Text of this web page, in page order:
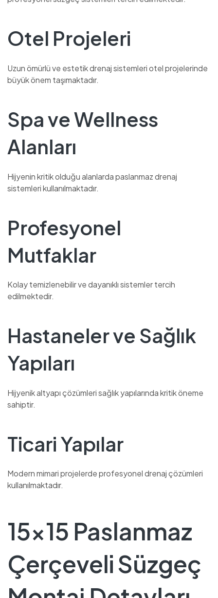
Otel Projeleri
Uzun ömürlü ve estetik drenaj sistemleri otel projelerinde
büyük önem taşımaktadır.
Spa ve Wellness
Alanları
Hijyenin kritik olduğu alanlarda paslanmaz drenaj
sistemleri kullanılmaktadır.
Profesyonel
Mutfaklar
Kolay temizlenebilir ve dayanıklı sistemler tercih
edilmektedir.
Hastaneler ve Sağlık
Yapıları
Hijyenik altyapı çözümleri sağlık yapılarında kritik öneme
sahiptir.
Ticari Yapılar
Modern mimari projelerde profesyonel drenaj çözümleri
kullanılmaktadır.
15×15 Paslanmaz
Çerçeveli Süzgeç